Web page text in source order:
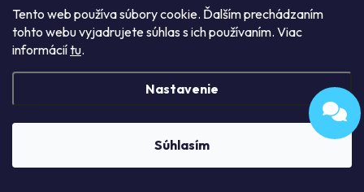
Tento web používa súbory cookie. Ďalším prechádzaním
tohto webu vyjadrujete súhlas s ich používaním. Viac
informáciítu.
Nastavenie
Súhlasím
Sledovať na Instagrame